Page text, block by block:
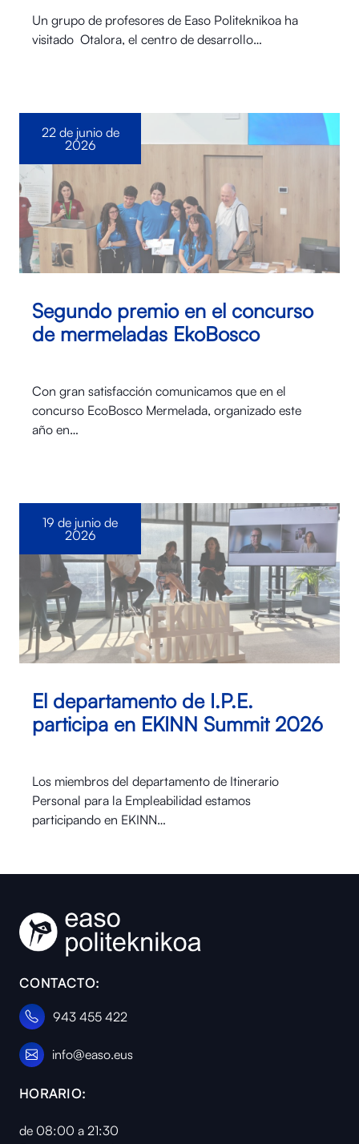
Un grupo de profesores de Easo Politeknikoa ha
visitado Otalora⁠, el centro de desarrollo…
Segundo premio en el concurso
de mermeladas EkoBosco
Con gran satisfacción comunicamos que en el
concurso EcoBosco Mermelada, organizado este
año en…
22 de junio de
2026
El departamento de I.P.E.
participa en EKINN Summit 2026
Los miembros del departamento de Itinerario
Personal para la Empleabilidad estamos
participando en EKINN…
19 de junio de
2026
CONTACTO:
943 455 422
info@easo.eus
HORARIO:
de 08:00 a 21:30